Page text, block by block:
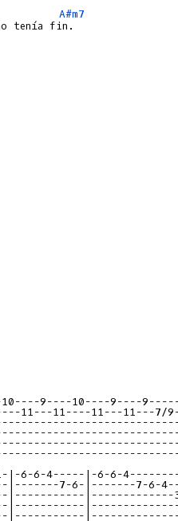
A#m7
tenía fin.
9----10----9----
11---11----11---11---7/9-
|-6-6-4-----|-6-6-
7-6-|-------7-6-
|-------------
|-----------